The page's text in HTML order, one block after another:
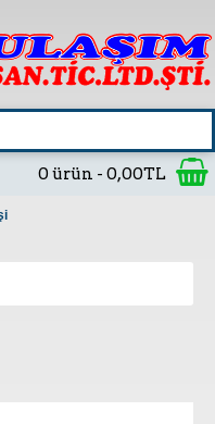
0 ürün - 0,00TL